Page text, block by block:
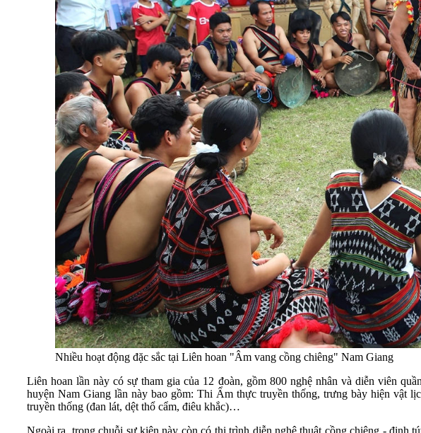
Nhiều hoạt động đặc sắc tại Liên hoan "Âm vang cồng chiêng" Nam Giang
Liên hoan lần này có sự tham gia của 12 đoàn, gồm 800 nghệ nhân và diễn viên
huyện Nam Giang lần này bao gồm: Thi Ẩm thực truyền thống, trưng bày hiện vật
truyền thống (đan lát, dệt thổ cẩm, điêu khắc)…